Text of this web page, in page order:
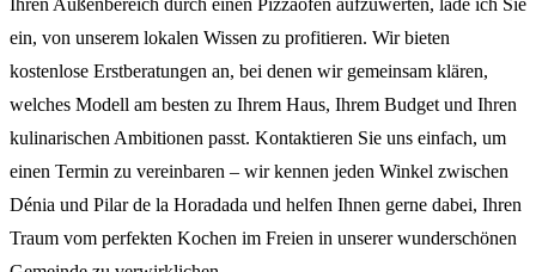
ein, von unserem lokalen Wissen zu profitieren. Wir bieten
kostenlose Erstberatungen an, bei denen wir gemeinsam klären,
welches Modell am besten zu Ihrem Haus, Ihrem Budget und Ihren
kulinarischen Ambitionen passt. Kontaktieren Sie uns einfach, um
einen Termin zu vereinbaren – wir kennen jeden Winkel zwischen
Dénia und Pilar de la Horadada und helfen Ihnen gerne dabei, Ihren
Traum vom perfekten Kochen im Freien in unserer wunderschönen